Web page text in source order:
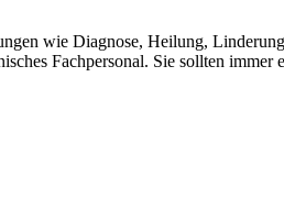
wie Diagnose, Heilung,
Fachpersonal. Sie sollten